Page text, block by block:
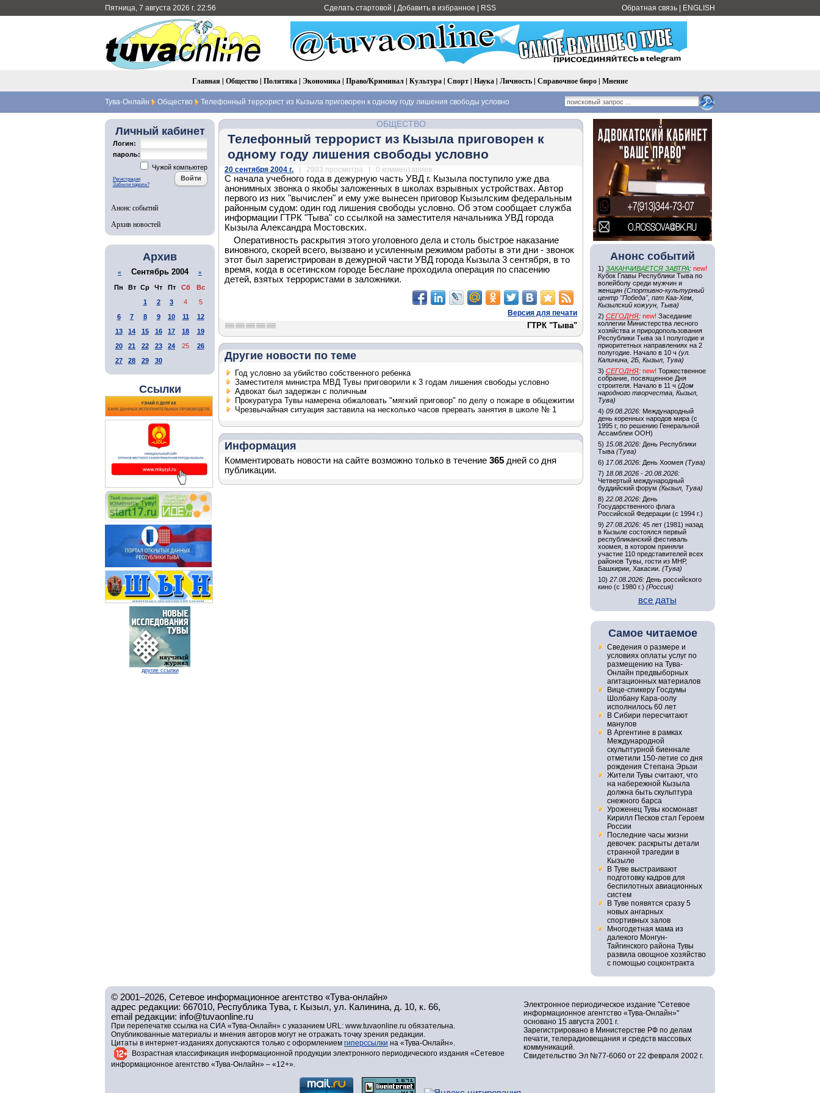
Пятница, 7 августа 2026 г. 22:56 Сделать стартовой Добавить в избранное RSS Обратная связь ENGLISH
Главная | Общество| Политика| Экономика| Право/Криминал| Культура| Спорт| Наука| Личность| Справочное бюро| Мнение
Тува-Онлайн Общество Телефонный террорист из Кызыла приговорен к одному году лишения свободы условно
Личный кабинет
Логин:
пароль:
Чужой компьютер
Регистрация
Забыли пароль?
Анонс событий
Архив новостей
Архив
« Сентябрь 2004 »
Пн Вт Ср Чт Пт Сб
Вс
1
2 3 4
5
6
7 8 9 10 11
12
13
14 15 16 17 18
19
20
21 22 23 24 25
26
27
28 29 30
Ссылки
другие ссылки
ОБЩЕСТВО
Телефонный террорист из Кызыла приговорен к
одному году лишения свободы условно
20 сентября 2004 г. | 2983 просмотра | 0 комментариев
С начала учебного года в дежурную часть УВД г. Кызыла поступило уже два
анонимных звонка о якобы заложенных в школах взрывных устройствах. Автор
первого из них "вычислен" и ему уже вынесен приговор Кызылским федеральным
районным судом: один год лишения свободы условно. Об этом сообщает служба
информации ГТРК "Тыва" со ссылкой на заместителя начальника УВД города
Кызыла Александра Мостовских.
Оперативность раскрытия этого уголовного дела и столь быстрое наказание
виновного, скорей всего, вызвано и усиленным режимом работы в эти дни - звонок
этот был зарегистрирован в дежурной части УВД города Кызыла 3 сентября, в то
время, когда в осетинском городе Беслане проходила операция по спасению
детей, взятых террористами в заложники.
Версия для печати
ГТРК "Тыва"
Другие новости по теме
Год условно за убийство собственного ребенка
Заместителя министра МВД Тувы приговорили к 3 годам лишения свободы условно
Адвокат был задержан с поличным
Прокуратура Тувы намерена обжаловать "мягкий приговор" по делу о пожаре в общежитии
Чрезвычайная ситуация заставила на несколько часов прервать занятия в школе № 1
Информация
Комментировать новости на сайте возможно только в течение 365 дней со дня
публикации.
Анонс событий
1) ЗАКАНЧИВАЕТСЯ ЗАВТРА: new!
Кубок Главы Республики Тыва по
волейболу среди мужчин и
женщин (Спортивно-культурный
центр "Победа", пгт Каа-Хем,
Кызылский кожуун, Тыва)
2) СЕГОДНЯ: new! Заседание
коллегии Министерства лесного
хозяйства и природопользования
Республики Тыва за I полугодие и
приоритетных направлениях на 2
полугодие. Начало в 10 ч (ул.
Калинина, 2Б, Кызыл, Тува)
3) СЕГОДНЯ: new! Торжественное
собрание, посвященное Дня
строителя. Начало в 11 ч (Дом
народного творчества, Кызыл,
Тува)
4) 09.08.2026: Международный
день коренных народов мира (с
1995 г, по решению Генеральной
Ассамблеи ООН)
5) 15.08.2026: День Республики
Тыва (Тува)
6) 17.08.2026: День Хоомея (Тува)
7) 18.08.2026 - 20.08.2026:
Четвертый международный
буддийский форум (Кызыл, Тува)
8) 22.08.2026: День
Государственного флага
Российской Федерации (с 1994 г.)
9) 27.08.2026: 45 лет (1981) назад
в Кызыле состоялся первый
республиканский фестиваль
хоомея, в котором приняли
участие 110 представителей всех
районов Тувы, гости из МНР,
Башкирии, Хакасии. (Тува)
10) 27.08.2026: День российского
кино (с 1980 г.) (Россия)
все даты
Самое читаемое
Сведения о размере и
условиях оплаты услуг по
размещению на Тува-
Онлайн предвыборных
агитационных материалов
Вице-спикеру Госдумы
Шолбану Кара-оолу
исполнилось 60 лет
В Сибири пересчитают
манулов
В Аргентине в рамках
Международной
скульптурной биеннале
отметили 150-летие со дня
рождения Степана Эрьзи
Жители Тувы считают, что
на набережной Кызыла
должна быть скульптура
снежного барса
Уроженец Тувы космонавт
Кирилл Песков стал Героем
России
Последние часы жизни
девочек: раскрыты детали
странной трагедии в
Кызыле
В Туве выстраивают
подготовку кадров для
беспилотных авиационных
систем
В Туве появятся сразу 5
новых ангарных
спортивных залов
Многодетная мама из
далекого Монгун-
Тайгинского района Тувы
развила овощное хозяйство
с помощью соцконтракта
© 2001–2026, Сетевое информационное агентство «Тува-онлайн»
адрес редакции: 667010, Республика Тува, г. Кызыл, ул. Калинина, д. 10, к. 66,
email редакции: info@tuvaonline.ru
При перепечатке ссылка на СИА «Тува-Онлайн» с указанием URL: www.tuvaonline.ru обязательна.
Опубликованные материалы и мнения авторов могут не отражать точку зрения редакции.
Цитаты в интернет-изданиях допускаются только с оформлением гиперссылки на «Тува-Онлайн».
Возрастная классификация информационной продукции электронного периодического издания «Сетевое
информационное агентство «Тува-Онлайн» – «12+».
Электронное периодическое издание "Сетевое
информационное агентство «Тува-Онлайн»"
основано 15 августа 2001 г.
Зарегистрировано в Министерстве РФ по делам
печати, телерадиовещания и средств массовых
коммуникаций.
Свидетельство Эл №77-6060 от 22 февраля 2002 г.